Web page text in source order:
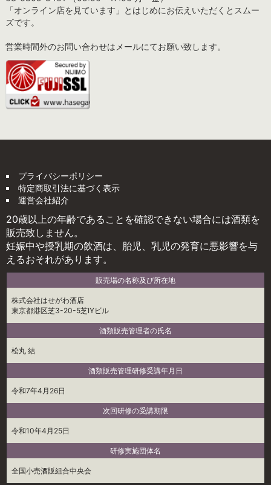
「オンライン店を見ています」とはじめにお伝えいただくとスムー
ズです。
営業時間外のお問い合わせはメールにてお願い致します。
プライバシーポリシー
特定商取引法に基づく表示
運営会社紹介
20歳以上の年齢であることを確認できない場合には酒類を
販売致しません。
妊娠中や授乳期の飲酒は、胎児、乳児の発育に悪影響を与
えるおそれがあります。
販売場の名称及び所在地
株式会社はせがわ酒店
東京都港区芝3-20-5芝IYビル
酒類販売管理者の氏名
松丸 結
酒類販売管理研修受講年月日
令和7年4月26日
次回研修の受講期限
令和10年4月25日
研修実施団体名
全国小売酒販組合中央会